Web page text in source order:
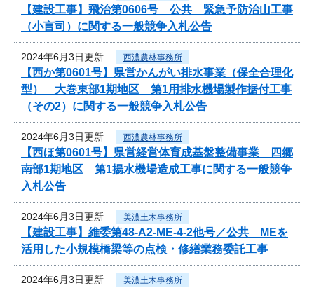
【建設工事】飛治第0606号 公共 緊急予防治山工事
（小言司）に関する一般競争入札公告
2024年6月3日更新 西濃農林事務所
【西か第0601号】県営かんがい排水事業（保全合理化
型） 大巻東部1期地区 第1用排水機場製作据付工事
（その2）に関する一般競争入札公告
2024年6月3日更新 西濃農林事務所
【西ほ第0601号】県営経営体育成基盤整備事業 四郷
南部1期地区 第1揚水機場造成工事に関する一般競争
入札公告
2024年6月3日更新 美濃土木事務所
【建設工事】維委第48-A2-ME-4-2他号／公共 MEを
活用した小規模橋梁等の点検・修繕業務委託工事
2024年6月3日更新 美濃土木事務所